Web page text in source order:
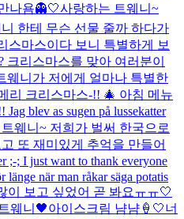
나욤👻🤍사랑하는 트웨니~
한테 무슨 선물 줄까 하다가
스마스이다 보니 특별하게 보
리스마스를 맞아 여러분이
웨니가 저에게 얼마나 특별한
리 크리스마스-!! 🎄 아침 메뉴
blev as sugen på lussekatter
웨니~ 저희가 벌써 한국으로
또 재미있게 추억을 만들어
;-; I just want to thank everyone
när man råkar säga potatis
이 보고 싶었어 곧 봐요ㅠㅠ🤍
웨니🖤아이스크림 냠냠🍦🤍너